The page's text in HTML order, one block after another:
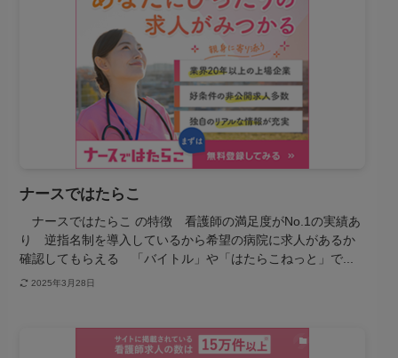
ナースではたらこ
ナースではたらこ の特徴 看護師の満足度がNo.1の実績あ
り 逆指名制を導入しているから希望の病院に求人があるか
確認してもらえる 「バイトル」や「はたらこねっと」で...
2025年3月28日